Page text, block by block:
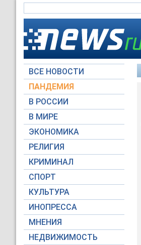
ВСЕ НОВОСТИ
ПАНДЕМИЯ
В РОССИИ
В МИРЕ
ЭКОНОМИКА
РЕЛИГИЯ
КРИМИНАЛ
СПОРТ
КУЛЬТУРА
ИНОПРЕССА
МНЕНИЯ
НЕДВИЖИМОСТЬ